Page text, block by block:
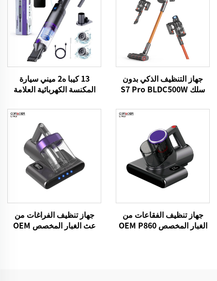
جهاز التنظيف الذكي بدون
سلك S7 Pro BLDC500W
13 كيبا ه2 ميني سيارة
المكنسة الكهربائية العلامة
المحمولة نظافة الحيوانات
الأليفة منتجات التنظيف
العناية بالسيارات والتنظيف
جهاز تنظيف الفقاعات من
الغبار المخصص OEM P860
جهاز تنظيف الفراغات من
عث الغبار المخصص OEM